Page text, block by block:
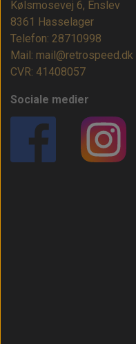
Kølsmosevej 6, Enslev
8361 Hasselager
Telefon: 28710998
Mail: mail@retrospeed.dk
CVR: 41408057
Sociale medier